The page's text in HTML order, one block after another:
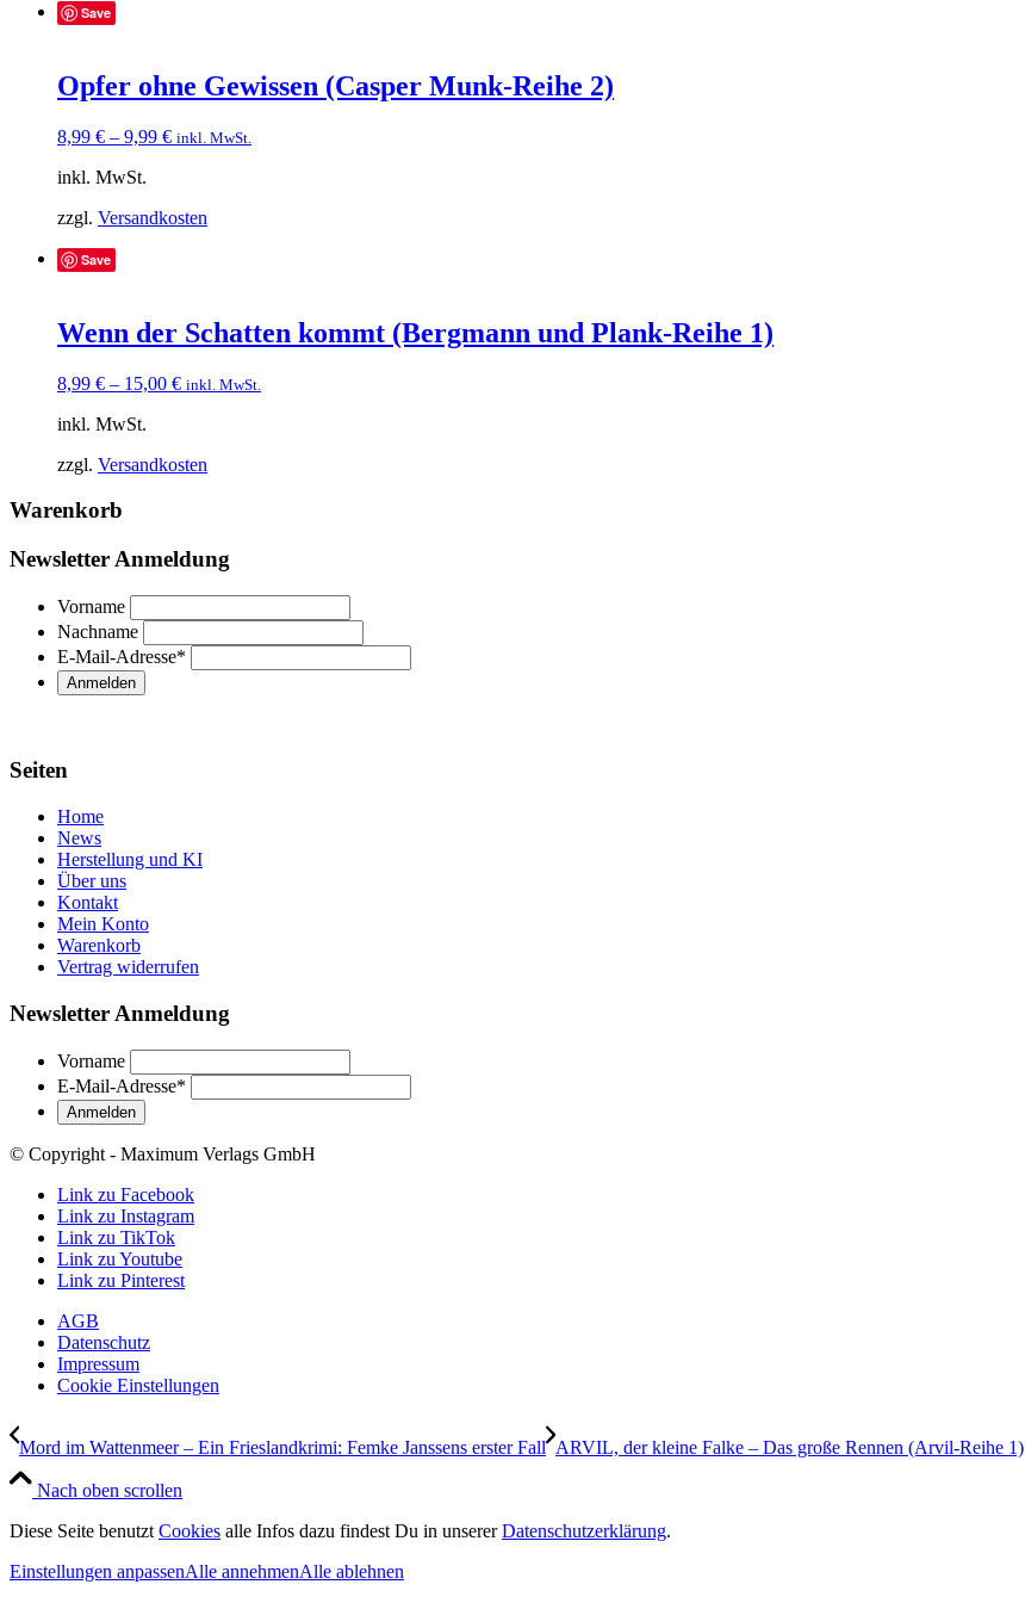
Save
Opfer ohne Gewissen (Casper Munk-Reihe 2)
8,99 € – 9,99 € inkl. MwSt.
inkl. MwSt.
zzgl. Versandkosten
Save
Wenn der Schatten kommt (Bergmann und Plank-Reihe 1)
8,99 € – 15,00 € inkl. MwSt.
inkl. MwSt.
zzgl. Versandkosten
Warenkorb
Newsletter Anmeldung
Vorname
Nachname
E-Mail-Adresse*
Seiten
Home
News
Herstellung und KI
Über uns
Kontakt
Mein Konto
Warenkorb
Vertrag widerrufen
Newsletter Anmeldung
Vorname
E-Mail-Adresse*
© Copyright - Maximum Verlags GmbH
Link zu Facebook
Link zu Instagram
Link zu TikTok
Link zu Youtube
Link zu Pinterest
AGB
Datenschutz
Impressum
Cookie Einstellungen
Mord im Wattenmeer – Ein Frieslandkrimi: Femke Janssens erster Fall ARVIL, der kleine Falke – Das große Rennen (Arvil-Reihe 1)
Nach oben scrollen
Diese Seite benutzt Cookies alle Infos dazu findest Du in unsererDatenschutzerklärung.
Einstellungen anpassenAlle annehmenAlle ablehnen